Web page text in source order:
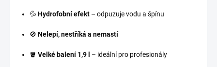
💦Hydrofobní efekt – odpuzuje vodu a špínu
🚫 Nelepí, nestříká a nemastí
🪣 Velké balení 1,9 l – ideální pro profesionály